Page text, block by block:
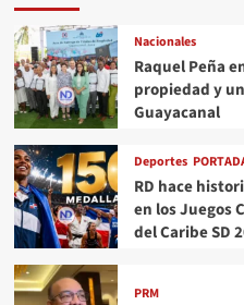
Nacionales
Raquel Peña
propiedad y
Guayacanal
Deportes
RD hace
en los Juegos
del Caribe SD
PRM